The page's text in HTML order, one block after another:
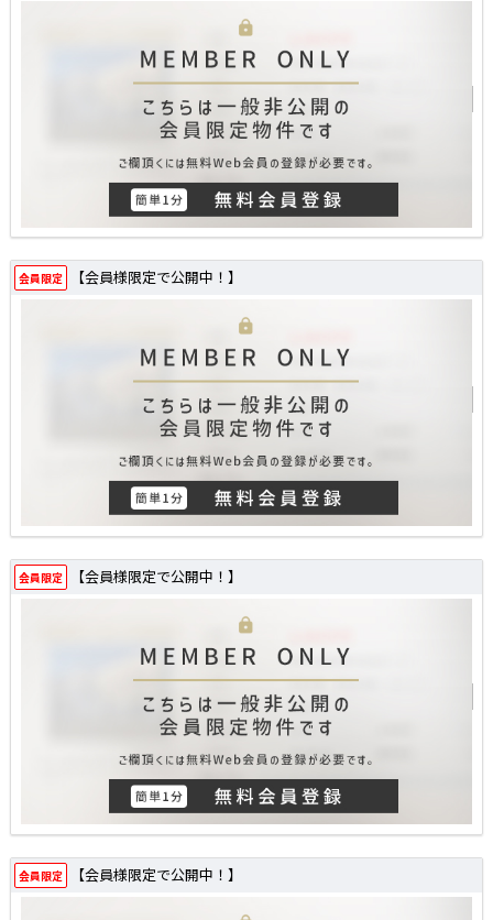
会員限定 【会員様限定で公開中！】
会員限定 【会員様限定で公開中！】
会員限定 【会員様限定で公開中！】